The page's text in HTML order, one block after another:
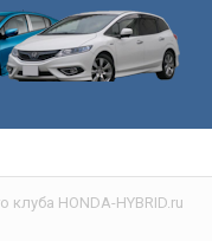
клуба HONDA-HYBRID.ru